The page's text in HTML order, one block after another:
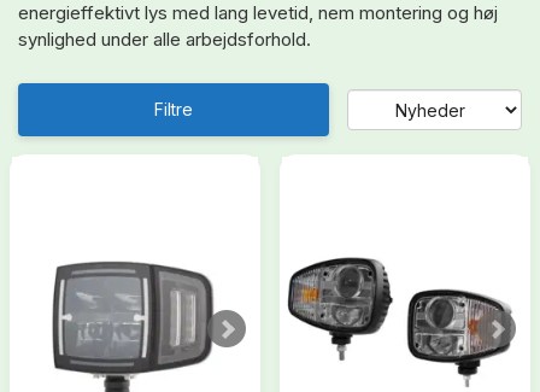
energieffektivt lys med lang levetid, nem montering og høj
synlighed under alle arbejdsforhold.
Filtre